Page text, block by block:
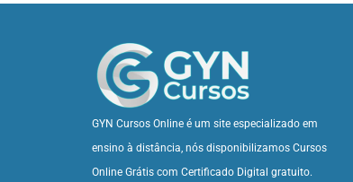
GYN Cursos Online é um site especializado em
ensino à distância, nós disponibilizamos Cursos
Online Grátis com Certificado Digital gratuito.